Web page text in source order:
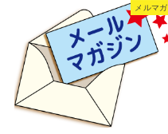
メルマガ